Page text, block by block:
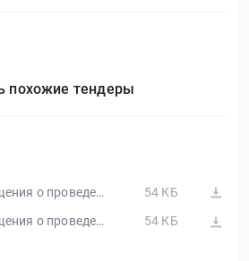
похожие тендеры
Изменение извещения о проведении электронного аукциона от 08.05.2026 №ИИ1 в ред. 2
54 КБ
Изменение извещения о проведении электронного аукциона от 12.05.2026 №ИИ2 в ред. 3
54 КБ